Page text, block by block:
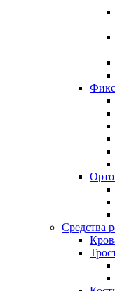
Средства